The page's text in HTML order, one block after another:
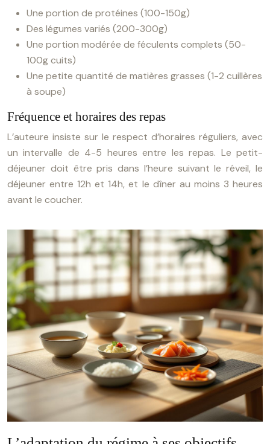
Une portion de protéines (100-150g)
Des légumes variés (200-300g)
Une portion modérée de féculents complets (50-
100g cuits)
Une petite quantité de matières grasses (1-2 cuillères
à soupe)
Fréquence et horaires des repas
L’auteure insiste sur le respect d’horaires réguliers, avec
un intervalle de 4-5 heures entre les repas. Le petit-
déjeuner doit être pris dans l’heure suivant le réveil, le
déjeuner entre 12h et 14h, et le dîner au moins 3 heures
avant le coucher.